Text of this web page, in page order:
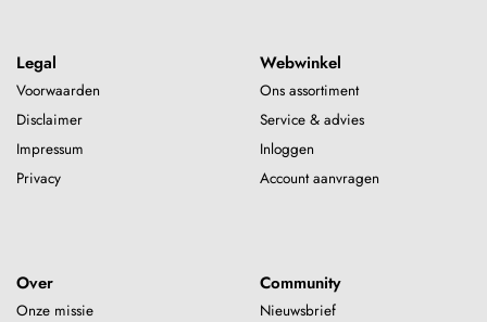
Legal
Voorwaarden
Disclaimer
Impressum
Privacy
Webwinkel
Ons assortiment
Service & advies
Inloggen
Account aanvragen
Over
Onze missie
Community
Nieuwsbrief